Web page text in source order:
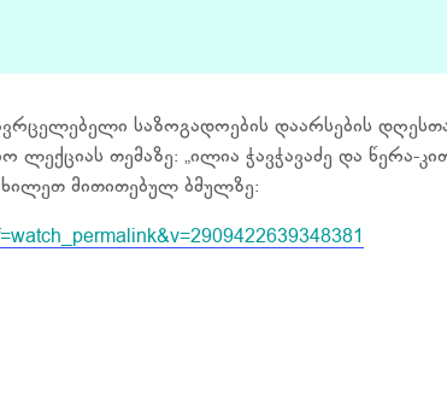
საზოგადოების დაარსების
თემაზე: „ილია ჭავჭავაძე და წერა-
მითითებულ ბმულზე: